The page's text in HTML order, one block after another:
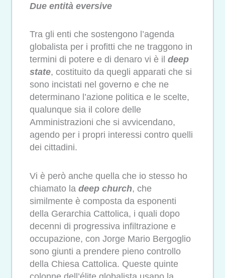
Due entità eversive
Tra gli enti che sostengono l’agenda
globalista per i profitti che ne traggono in
termini di potere e di denaro vi è il deep
state, costituito da quegli apparati che si
sono incistati nel governo e che ne
determinano l’azione politica e le scelte,
qualunque sia il colore delle
Amministrazioni che si avvicendano,
agendo per i propri interessi contro quelli
dei cittadini.
Vi è però anche quella che io stesso ho
chiamato la deep church, che
similmente è composta da esponenti
della Gerarchia Cattolica, i quali dopo
decenni di progressiva infiltrazione e
occupazione, con Jorge Mario Bergoglio
sono giunti a prendere pieno controllo
della Chiesa Cattolica. Queste quinte